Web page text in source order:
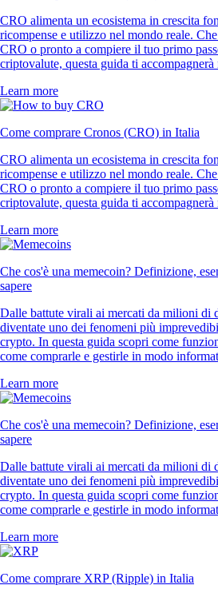
CRO alimenta un ecosistema in crescita
ricompense e utilizzo nel mondo reale.
CRO o pronto a compiere il tuo primo
criptovalute, questa guida ti
Learn more
Come comprare Cronos (CRO) in Italia
CRO alimenta un ecosistema in crescita
ricompense e utilizzo nel mondo reale.
CRO o pronto a compiere il tuo primo
criptovalute, questa guida ti
Learn more
Che cos'è una memecoin? Definizione,
sapere
Dalle battute virali ai mercati da milioni di
diventate uno dei fenomeni più
crypto. In questa guida scopri come
come comprarle e gestirle in modo
Learn more
Che cos'è una memecoin? Definizione,
sapere
Dalle battute virali ai mercati da milioni di
diventate uno dei fenomeni più
crypto. In questa guida scopri come
come comprarle e gestirle in modo
Learn more
Come comprare XRP (Ripple) in Italia